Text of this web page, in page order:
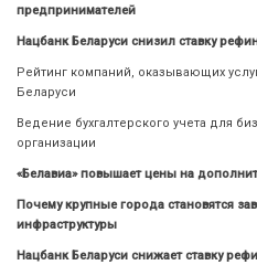
предпринимателей
Нацбанк Беларуси снизил ставку
Рейтинг компаний, оказывающих
Беларуси
Ведение бухгалтерского учета для
организации
«Белавиа» повышает цены на
Почему крупные города становятся
инфраструктуры
Нацбанк Беларуси снижает ставку